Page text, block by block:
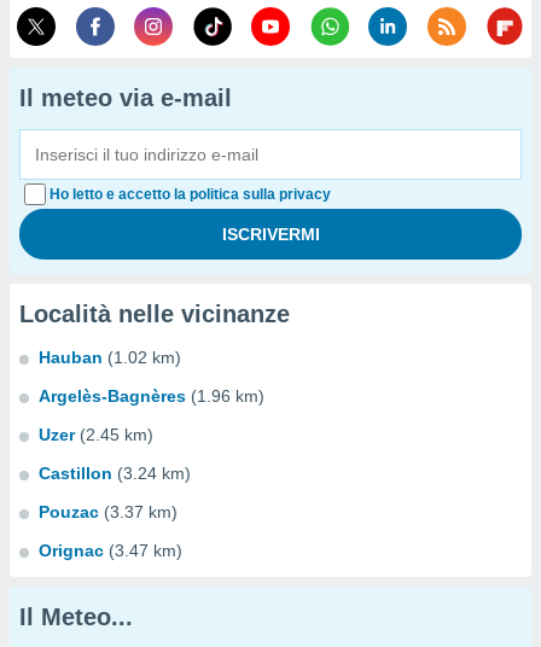
Il meteo via e-mail
Ho letto e accetto la politica sulla privacy
Località nelle vicinanze
Hauban (1.02 km)
Argelès-Bagnères (1.96 km)
Uzer (2.45 km)
Castillon (3.24 km)
Pouzac (3.37 km)
Orignac (3.47 km)
Il Meteo...